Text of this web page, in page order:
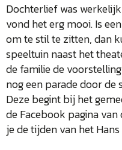
Dochterlief was
vond het erg mooi. Is
om te stil te zitten, dan
speeltuin naast het
de familie de
nog een parade door de
Deze begint bij het
de Facebook pagina van
je de tijden van het